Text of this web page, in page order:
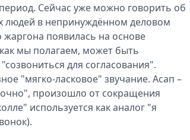
Сейчас уже можно говорить об
людей в непринуждённом деловом
появилась на основе
мы полагаем, может быть
для согласования".
"мягко-ласковое" звучание. Асап –
произошло от сокращения
используется как аналог "я